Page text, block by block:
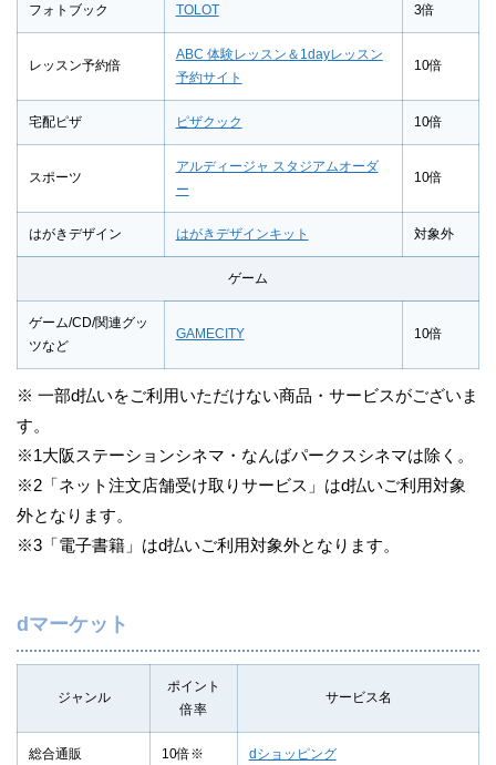
フォトブック TOLOT 3倍
レッスン予約倍
ABC 体験レッスン＆1dayレッスン
予約サイト
10倍
宅配ピザ ピザクック 10倍
スポーツ
アルディージャ スタジアムオーダ
ー
10倍
はがきデザイン はがきデザインキット 対象外
ゲーム
ゲーム/CD/関連グッ
ツなど
GAMECITY 10倍
※ 一部d払いをご利用いただけない商品・サービスがございま
す。
※1大阪ステーションシネマ・なんばパークスシネマは除く。
※2「ネット注文店舗受け取りサービス」はd払いご利用対象
外となります。
※3「電子書籍」はd払いご利用対象外となります。
dマーケット
ジャンル
ポイント
倍率
サービス名
総合通販 10倍※ dショッピング